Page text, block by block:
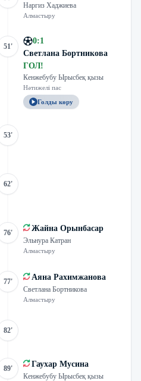
Наргиз Хаджиева
Алмастыру
51'
0:1
Светлана Бортникова
ГОЛ!
Кенжебубу Ырысбеқ қызы
Нәтижелі пас
Голды көру
53'
62'
76' Жайна Орынбасар
Эльнура Катран
Алмастыру
77' Аяна Рахимжанова
Светлана Бортникова
Алмастыру
82'
89' Гаухар Мусина
Кенжебубу Ырысбеқ қызы